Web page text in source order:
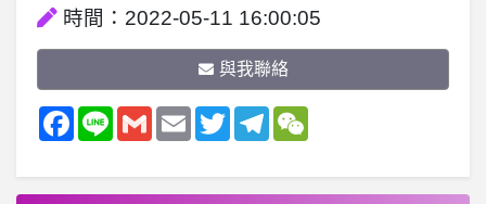
時間：2022-05-11 16:00:05
與我聯絡
Facebook
Line GmailEmail TwitterTelegramWeChat